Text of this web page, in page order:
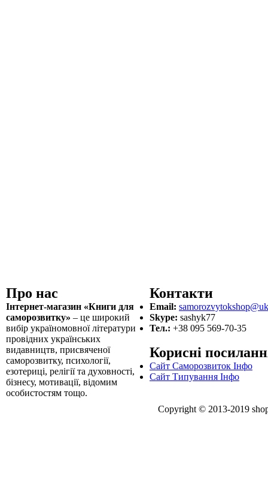
Про нас
Інтернет-магазин «Книги для
саморозвитку» – це широкий
вибір україномовної літератури
провідних українських
видавництв, присвяченої
саморозвитку, психології,
езотериці, релігії та духовності,
бізнесу, мотивації, відомим
особистостям тощо.
Контакти
Email:
Skype: sashyk77
Тел.: +38 095 569-70-35
Корисні
Сайт Саморозвиток Інфо
Сайт Типування Інфо
Copyright © 2013-2019